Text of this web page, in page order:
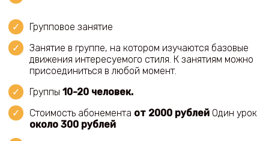
Групповое занятие
Занятие в группе, на котором изучаются базовые
движения интересуемого стиля. К занятиям можно
присоединиться в любой момент.
Группы 10-20 человек.
Стоимость абонемента от 2000 рублейОдин урок
около 300 рублей